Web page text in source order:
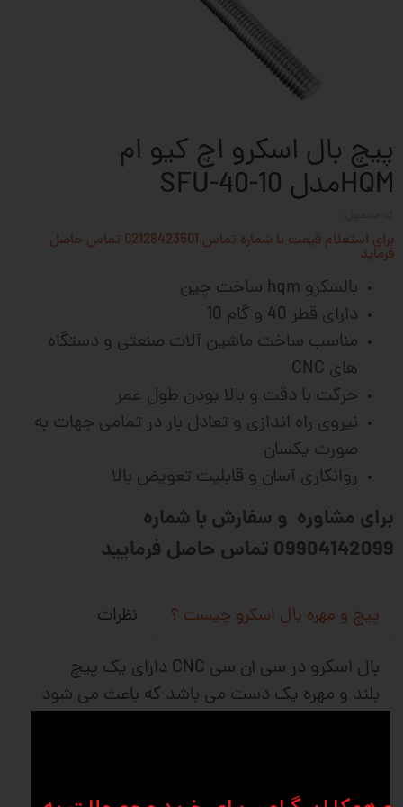
پیچ بال اسکرو اچ کیو ام
HQMمدل SFU-40-10
برای استعلام قیمت با شماره تماس 02128423501 تماس حاصل
فرماید
بالسکرو hqm ساخت چین
دارای قطر 40 و گام 10
مناسب ساخت ماشین آلات صنعتی و دستگاه
های CNC
حرکت با دقت و بالا بودن طول عمر
نیروی راه اندازی و تعادل بار در تمامی جهات به
صورت یکسان
روانکاری آسان و قابلیت تعویض بالا
برای مشاوره و سفارش با شماره
09904142099 تماس حاصل فرمایید
پیچ و مهره بال اسکرو چیست ؟ نظرات
بال اسکرو در سی ان سی CNC دارای یک پیچ
بلند و مهره یک دست می باشد که باعث می شود